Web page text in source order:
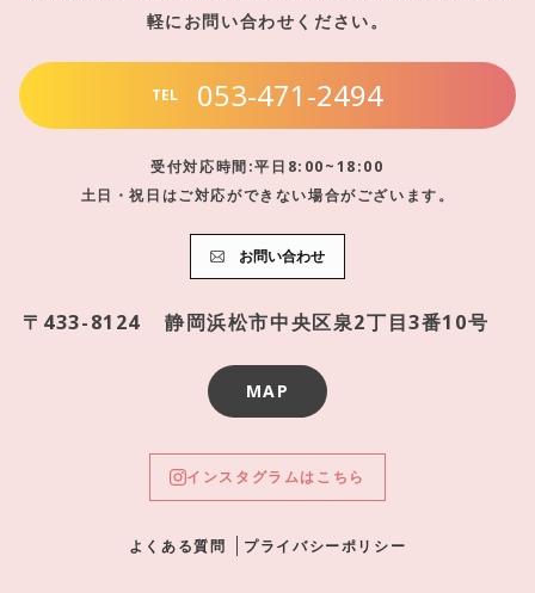
軽にお問い合わせください。
TEL 053-471-2494
受付対応時間:平日8:00~18:00
土日・祝日はご対応ができない場合がございます。
お問い合わせ
〒433-8124 静岡浜松市中央区泉2丁目3番10号
MAP
インスタグラムはこちら
よくある質問 プライバシーポリシー